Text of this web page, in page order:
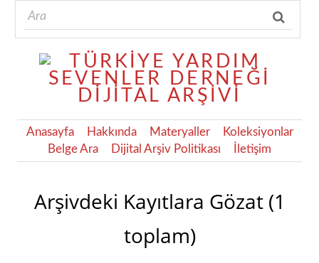
Anasayfa Hakkında Materyaller
Koleksiyonlar
Belge Ara
Dijital Arşiv Politikası İletişim
Arşivdeki Kayıtlara Gözat (1
toplam)